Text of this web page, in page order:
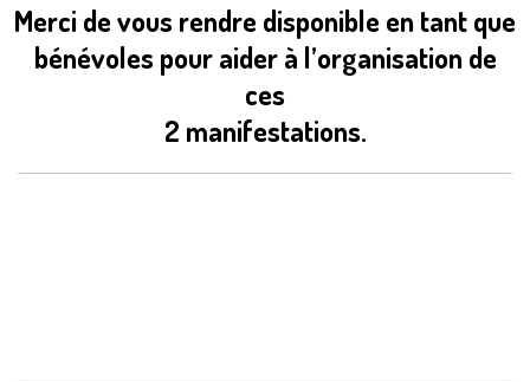
Merci de vous rendre disponible en tant que
bénévoles pour aider à l’organisation de
ces
2 manifestations.